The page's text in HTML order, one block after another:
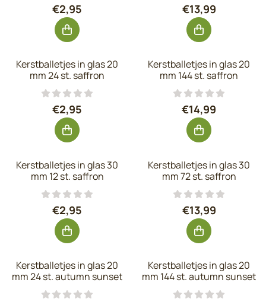
Prijs: 2,95, exclusief btw: 2,44
€2,95 Prijs: 13,99,
€13,99
Kerstballetjes in glas 20
mm 24 st. saffron
Prijs: 2,95, exclusief btw: 2,44
€2,95
Kerstballetjes in glas 20
mm 144 st. saffron
Prijs: 14,99,
€14,99
Kerstballetjes in glas 30
mm 12 st. saffron
Prijs: 2,95, exclusief btw: 2,44
€2,95
Kerstballetjes in glas 30
mm 72 st. saffron
Prijs: 13,99,
€13,99
Kerstballetjes in glas 20
mm 24 st. autumn sunset
Kerstballetjes in glas 20
mm 144 st. autumn sunset